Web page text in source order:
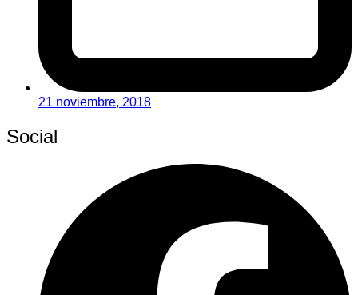
21 noviembre, 2018
Social